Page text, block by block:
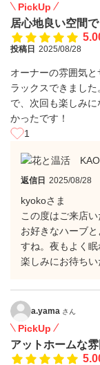
PickUp
居心地良い空間
投稿日 2025/08/28
オーナーの雰囲気
ラックスできまし
で、次回も楽しみ
かったです！
1
返信日 2025/08/28
kyokoさま
この度はご来店
お好きなハーブ
すね。夜もよく
楽しみにお待ち
a.yama さん
PickUp
アットホームな